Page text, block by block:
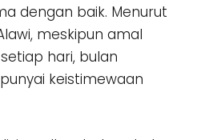
dengan baik. Menurut
meskipun amal
hari, bulan
keistimewaan